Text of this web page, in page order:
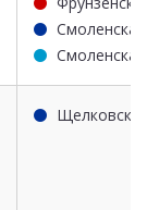
Смоленская
Смоленская